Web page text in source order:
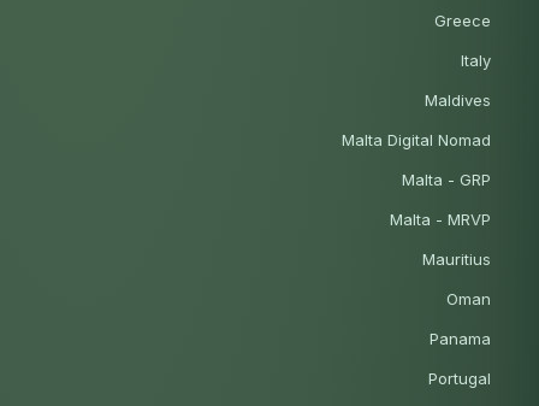
Greece
Italy
Maldives
Malta Digital Nomad
Malta - GRP
Malta - MRVP
Mauritius
Oman
Panama
Portugal